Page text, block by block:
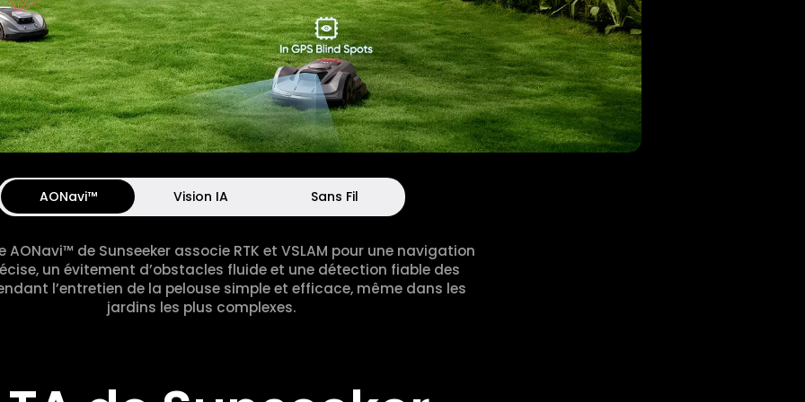
AONavi™ Vision IA Sans Fil
AONavi™ de Sunseeker associe RTK et VSLAM pour une navigation
un évitement d’obstacles fluide et une détection fiable des
l’entretien de la pelouse simple et efficace, même dans les
jardins les plus complexes.